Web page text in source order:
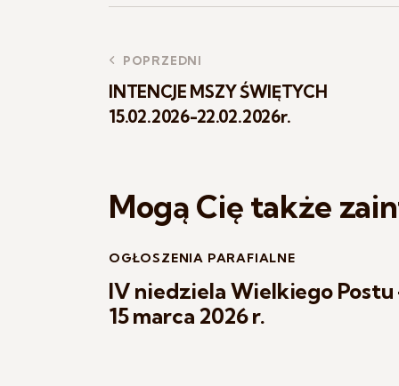
POPRZEDNI
INTENCJE MSZY ŚWIĘTYCH
15.02.2026-22.02.2026r.
Mogą Cię także
OGŁOSZENIA PARAFIALNE
IV niedziela Wielkiego Postu
15 marca 2026 r.